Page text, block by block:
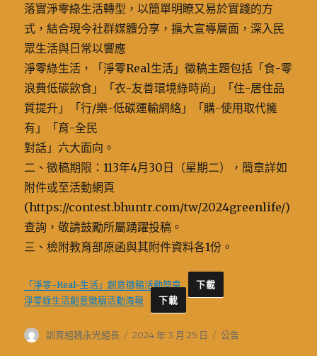
落實淨零綠生活轉型，以簡單明瞭又易於實踐的方
式，結合現今社群媒體分享，擴大宣導層面，深入民
眾生活與日常以響應
淨零綠生活，「淨零Real生活」徵稿主題包括「食-零
浪費低碳飲食」「衣-友善環境綠時尚」「住-居住品
質提升」「行/樂-低碳運輸網絡」「購-使用取代擁
有」「育-全民
對話」六大面向。
二、徵稿期限：113年4月30日（星期二），簡章詳如
附件或至活動網頁
(https://contest.bhuntr.com/tw/2024greenlife/)
查詢，敬請鼓勵所屬踴躍投稿。
三、檢附教育部原函與其附件資料各1份。
「淨零-Real-生活」創意徵稿活動簡章 下載
淨零綠生活創意徵稿活動海報 下載
作
訓育組魏永光組長
發
2024 年 3 月 25 日
分
公告